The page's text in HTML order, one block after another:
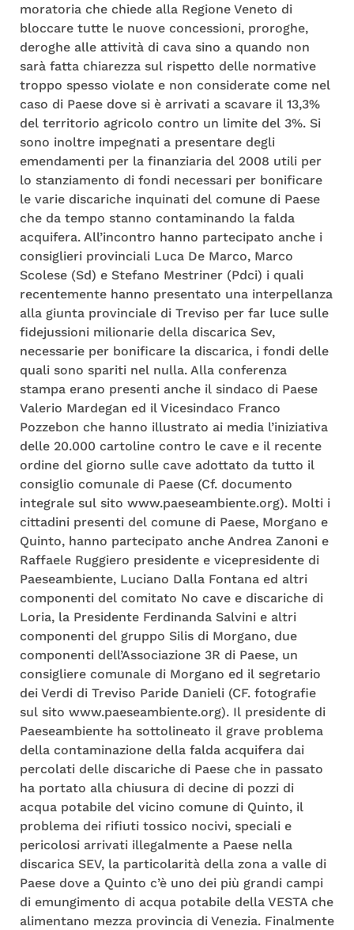
moratoria che chiede alla Regione Veneto di
bloccare tutte le nuove concessioni, proroghe,
deroghe alle attività di cava sino a quando non
sarà fatta chiarezza sul rispetto delle normative
troppo spesso violate e non considerate come nel
caso di Paese dove si è arrivati a scavare il 13,3%
del territorio agricolo contro un limite del 3%. Si
sono inoltre impegnati a presentare degli
emendamenti per la finanziaria del 2008 utili per
lo stanziamento di fondi necessari per bonificare
le varie discariche inquinati del comune di Paese
che da tempo stanno contaminando la falda
acquifera. All’incontro hanno partecipato anche i
consiglieri provinciali Luca De Marco, Marco
Scolese (Sd) e Stefano Mestriner (Pdci) i quali
recentemente hanno presentato una interpellanza
alla giunta provinciale di Treviso per far luce sulle
fidejussioni milionarie della discarica Sev,
necessarie per bonificare la discarica, i fondi delle
quali sono spariti nel nulla. Alla conferenza
stampa erano presenti anche il sindaco di Paese
Valerio Mardegan ed il Vicesindaco Franco
Pozzebon che hanno illustrato ai media l’iniziativa
delle 20.000 cartoline contro le cave e il recente
ordine del giorno sulle cave adottato da tutto il
consiglio comunale di Paese (Cf. documento
integrale sul sito www.paeseambiente.org). Molti i
cittadini presenti del comune di Paese, Morgano e
Quinto, hanno partecipato anche Andrea Zanoni e
Raffaele Ruggiero presidente e vicepresidente di
Paeseambiente, Luciano Dalla Fontana ed altri
componenti del comitato No cave e discariche di
Loria, la Presidente Ferdinanda Salvini e altri
componenti del gruppo Silis di Morgano, due
componenti dell’Associazione 3R di Paese, un
consigliere comunale di Morgano ed il segretario
dei Verdi di Treviso Paride Danieli (CF. fotografie
sul sito www.paeseambiente.org). Il presidente di
Paeseambiente ha sottolineato il grave problema
della contaminazione della falda acquifera dai
percolati delle discariche di Paese che in passato
ha portato alla chiusura di decine di pozzi di
acqua potabile del vicino comune di Quinto, il
problema dei rifiuti tossico nocivi, speciali e
pericolosi arrivati illegalmente a Paese nella
discarica SEV, la particolarità della zona a valle di
Paese dove a Quinto c’è uno dei più grandi campi
di emungimento di acqua potabile della VESTA che
alimentano mezza provincia di Venezia. Finalmente